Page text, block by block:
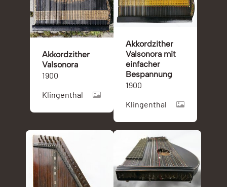
Akkordzither
Valsonora
1900
Klingenthal
Akkordzither
Valsonora mit
einfacher
Bespannung
1900
Klingenthal